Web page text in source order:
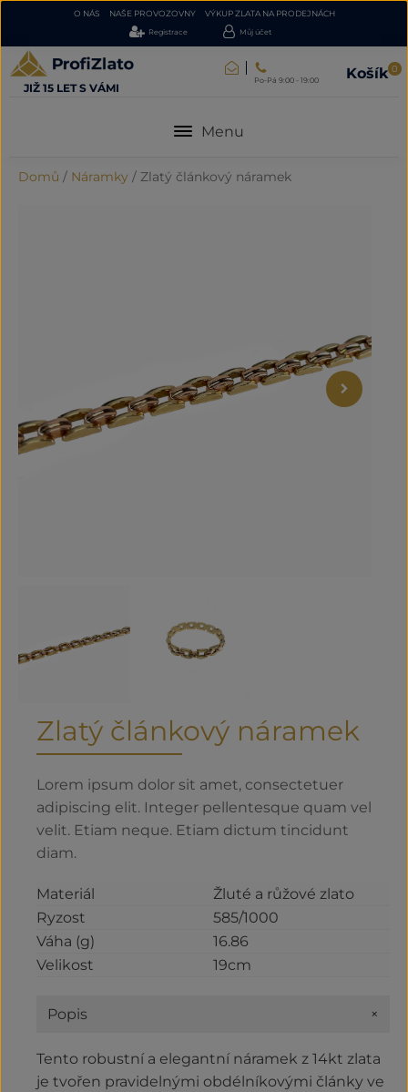
O NÁS NAŠE PROVOZOVNY VÝKUP ZLATA NA PRODEJNÁCH
Registrace Můj účet
JIŽ 15 LET S VÁMI
Po-Pá 9:00 - 19:00 Košík 0
Menu
Domů / Náramky / Zlatý článkový náramek
Zlatý článkový náramek
Lorem ipsum dolor sit amet, consectetuer
adipiscing elit. Integer pellentesque quam vel
velit. Etiam neque. Etiam dictum tincidunt
diam.
Materiál
Žluté a růžové zlato
Ryzost
585/1000
Váha (g)
16.86
Velikost
19cm
Popis +
Tento robustní a elegantní náramek z 14kt zlata
je tvořen pravidelnými obdélníkovými články ve